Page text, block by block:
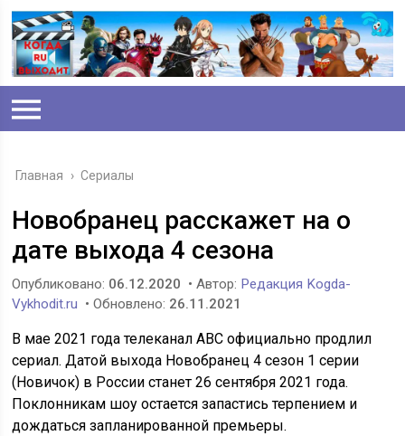
Главная › Сериалы
Новобранец расскажет на о
дате выхода 4 сезона
Опубликовано: 06.12.2020 • Автор: Редакция Kogda-
Vykhodit.ru • Обновлено: 26.11.2021
В мае 2021 года телеканал ABC официально продлил
сериал. Датой выхода Новобранец 4 сезон 1 серии
(Новичок) в России станет 26 сентября 2021 года.
Поклонникам шоу остается запастись терпением и
дождаться запланированной премьеры.